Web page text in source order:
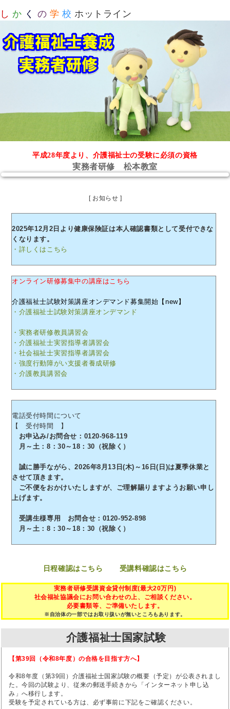
し か く の 学 校 ホットライン
平成28年度より、介護福祉士の受験に必須の資格
実務者研修 松本教室
[ お知らせ ]
2025年12月2日より健康保険証は本人確認書類として受付できな
くなります。
・詳しくはこちら
オンライン研修募集中の講座はこちら
介護福祉士試験対策講座オンデマンド募集開始【new】
・介護福祉士試験対策講座オンデマンド
・実務者研修教員講習会
・介護福祉士実習指導者講習会
・社会福祉士実習指導者講習会
・強度行動障がい支援者養成研修
・介護教員講習会
電話受付時間について
【 受付時間 】
お申込み/お問合せ：0120-968-119
月～土：8：30～18：30（祝除く）
誠に勝手ながら、2026年8月13日(木)～16日(日)は夏季休業と
させて頂きます。
ご不便をおかけいたしますが、ご理解賜りますようお願い申し
上げます。
受講生様専用 お問合せ：0120-952-898
月～土：8：30～18：30（祝除く）
日程確認はこちら 受講料確認はこちら
実務者研修受講資金貸付制度(最大20万円)
社会福祉協議会にお問い合わせの上、ご相談ください。
必要書類等、ご準備いたします。
※自治体の一部ではお取り扱いが無いところもあります。
介護福祉士国家試験
【第39回（令和8年度）の合格を目指す方へ】
令和8年度（第39回）介護福祉士国家試験の概要（予定）が公表されまし
た。今回の試験より、従来の郵送手続きから「インターネット申し込
み」へ移行します。
受験を予定されている方は、必ず事前に下記をご確認ください。